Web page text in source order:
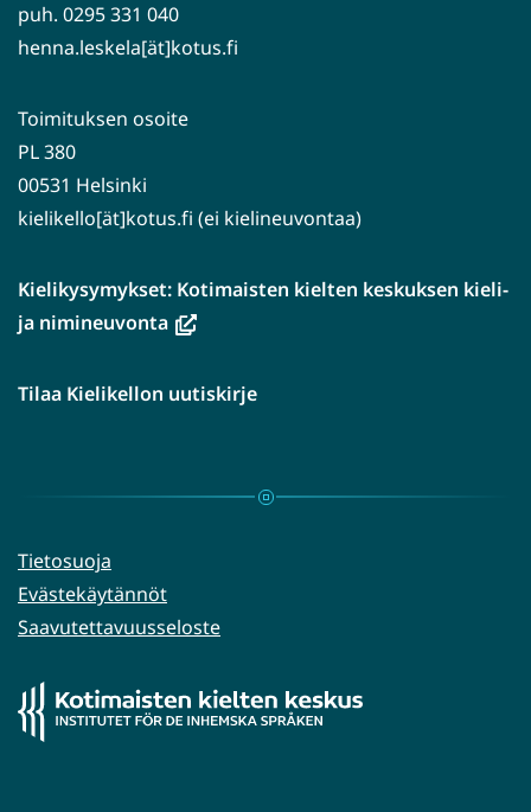
puh. 0295 331 040
henna.leskela[ät]kotus.fi
Toimituksen osoite
PL 380
00531 Helsinki
kielikello[ät]kotus.fi (ei kielineuvontaa)
Kielikysymykset: Kotimaisten kielten keskuksen kieli-
ja nimineuvonta(avautuu
ikkunaan,
palveluun)
Tilaa Kielikellon uutiskirje
Tietosuoja
Evästekäytännöt
Saavutettavuusseloste